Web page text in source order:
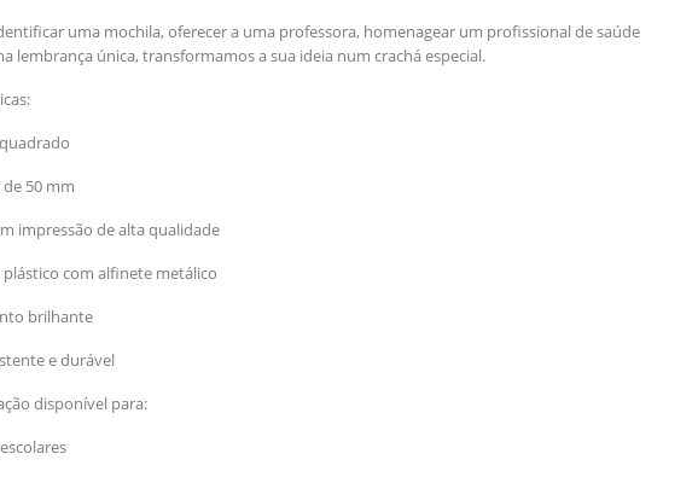
uma mochila, oferecer a uma professora, homenagear um profissional de saúde
lembrança única, transformamos a sua ideia num crachá especial.
50 mm
impressão de alta qualidade
plástico com alfinete metálico
brilhante
e durável
disponível para: